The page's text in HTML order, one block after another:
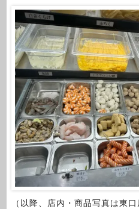
（以降、店内・商品写真は東口